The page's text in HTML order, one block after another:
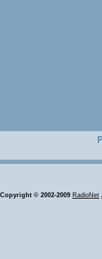
Copyright © 2002-2009 RadioNet